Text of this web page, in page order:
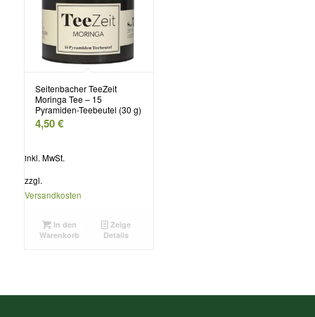
Seitenbacher TeeZeit
Moringa Tee – 15
Pyramiden-Teebeutel (30 g)
4,50€
inkl. MwSt.
zzgl.
Versandkosten
In den
Warenkorb
Zeige
Details